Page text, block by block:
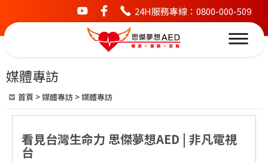
youtubefacebook24H服務專線：0800-000-509
媒體專訪
首頁 >媒體專訪 >媒體專訪
看見台灣生命力 思傑夢想AED | 非凡電視
台